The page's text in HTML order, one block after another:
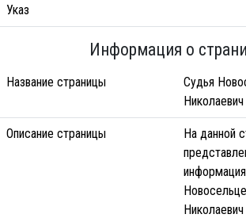
Указ
Информация о
Название страницы
Судья
Николаевич
Описание страницы
На данной
Николаевич